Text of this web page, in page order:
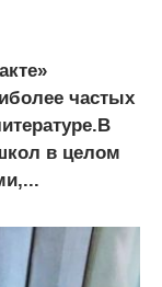
частых
в целом